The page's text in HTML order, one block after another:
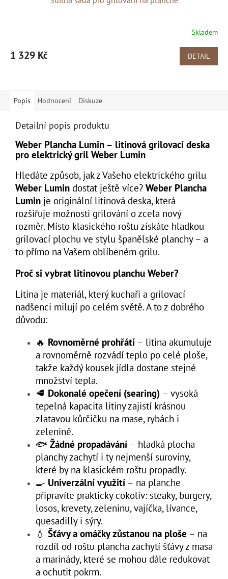
Skladem
1 329 Kč DETAIL
Popis Hodnocení Diskuze
Detailní popis produktu
Weber Plancha Lumin – litinová grilovací deska
pro elektrický gril Weber Lumin
Hledáte způsob, jak z Vašeho elektrického grilu
Weber Lumin dostat ještě více? Weber Plancha
Lumin je originální litinová deska, která
rozšiřuje možnosti grilování o zcela nový
rozměr. Místo klasického roštu získáte hladkou
grilovací plochu ve stylu španělské planchy – a
to přímo na Vašem oblíbeném grilu.
Proč si vybrat litinovou planchu Weber?
Litina je materiál, který kuchaři a grilovací
nadšenci milují po celém světě. A to z dobrého
důvodu:
🔥 Rovnoměrné prohřátí – litina akumuluje
a rovnoměrně rozvádí teplo po celé ploše,
takže každý kousek jídla dostane stejné
množství tepla.
🥩 Dokonalé opečení (searing) – vysoká
tepelná kapacita litiny zajistí krásnou
zlatavou kůrčičku na mase, rybách i
zelenině.
🐟 Žádné propadávání – hladká plocha
planchy zachytí i ty nejmenší suroviny,
které by na klasickém roštu propadly.
🍳 Univerzální využití – na planche
připravíte prakticky cokoliv: steaky, burgery,
losos, krevety, zeleninu, vajíčka, lívance,
quesadilly i sýry.
💧 Šťávy a omáčky zůstanou na ploše – na
rozdíl od roštu plancha zachytí šťávy z masa
a marinády, které se mohou dále redukovat
a ochutit pokrm.